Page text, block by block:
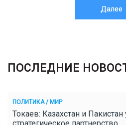
Далее
ПОСЛЕДНИЕ
ПОЛИТИКА / МИР
Токаев: Казахстан и Пакистан